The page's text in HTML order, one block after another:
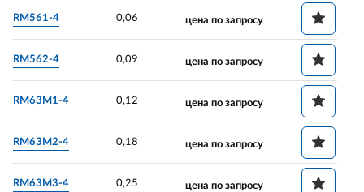
RM561-4 0,06 цена по запросу
RM562-4 0,09 цена по запросу
RM63M1-4 0,12 цена по запросу
RM63M2-4 0,18 цена по запросу
RM63M3-4 0,25 цена по запросу